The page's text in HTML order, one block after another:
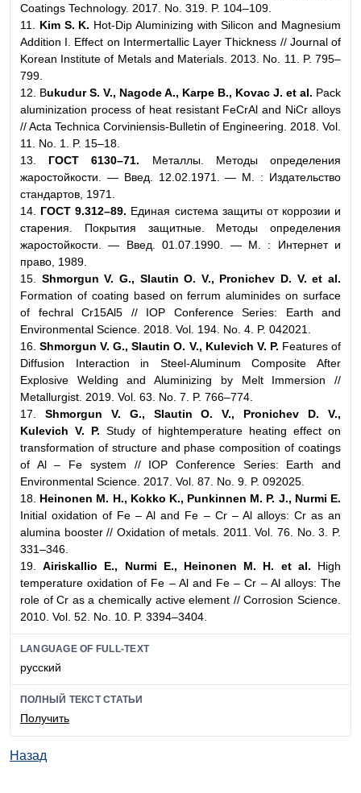
Coatings Technology. 2017. No. 319. P. 104–109.
11. Kim S. K. Hot-Dip Aluminizing with Silicon and Magnesium
Addition I. Effect on Intermertallic Layer Thickness // Journal of
Korean Institute of Metals and Materials. 2013. No. 11. P. 795–
799.
12. Bukudur S. V., Nagode A., Karpe B., Kovac J. et al. Pack
aluminization process of heat resistant FeCrAl and NiCr alloys
// Acta Technica Corviniensis-Bulletin of Engineering. 2018. Vol.
11. No. 1. P. 15–18.
13. ГОСТ 6130–71. Металлы. Методы определения
жаростойкости. — Введ. 12.02.1971. — М. : Издательство
стандартов, 1971.
14. ГОСТ 9.312–89. Единая система защиты от коррозии и
старения. Покрытия защитные. Методы определения
жаростойкости. — Введ. 01.07.1990. — М. : Интернет и
право, 1989.
15. Shmorgun V. G., Slautin O. V., Pronichev D. V. et al.
Formation of coating based on ferrum aluminides on surface
of fechral Cr15Al5 // IOP Conference Series: Earth and
Environmental Science. 2018. Vol. 194. No. 4. P. 042021.
16.Shmorgun V. G., Slautin O. V., Kulevich V. P. Features of
Diffusion Interaction in Steel-Aluminum Composite After
Explosive Welding and Aluminizing by Melt Immersion //
Metallurgist. 2019. Vol. 63. No. 7. P. 766–774.
17.
Shmorgun V. G., Slautin O. V., Pronichev D. V.,
Kulevich V. P. Study of hightemperature heating effect on
transformation of structure and phase composition of coatings
of Al – Fe system // IOP Conference Series: Earth and
Environmental Science. 2017. Vol. 87. No. 9. P. 092025.
18. Heinonen M. H., Kokko K., Punkinnen M. P. J., Nurmi E.
Initial oxidation of Fe – Al and Fe – Cr – Al alloys: Cr as an
alumina booster // Oxidation of metals. 2011. Vol. 76. No. 3. P.
331–346.
19.Airiskallio E., Nurmi E., Heinonen M. H. et al. High
temperature oxidation of Fe – Al and Fe – Cr – Al alloys: The
role of Cr as a chemically active element // Corrosion Science.
2010. Vol. 52. No. 10. P. 3394–3404.
LANGUAGE OF FULL-TEXT
русский
ПОЛНЫЙ ТЕКСТ СТАТЬИ
Получить
Назад